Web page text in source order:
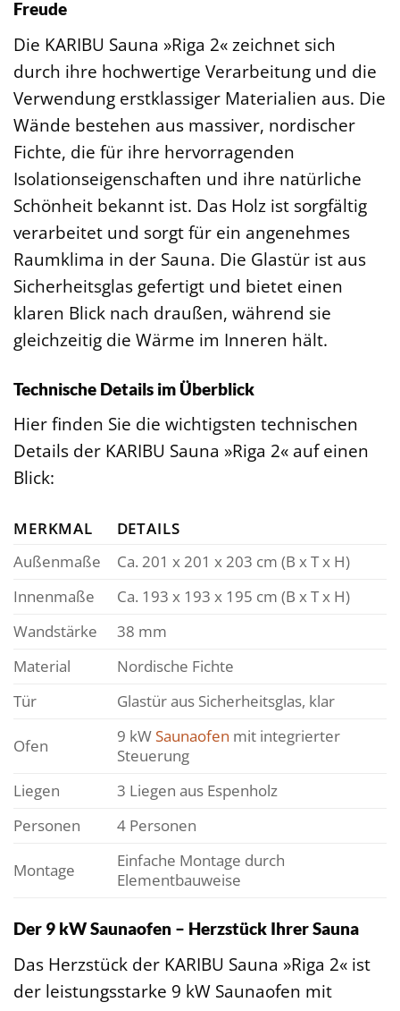
Freude
Die KARIBU Sauna »Riga 2« zeichnet sich
durch ihre hochwertige Verarbeitung und die
Verwendung erstklassiger Materialien aus. Die
Wände bestehen aus massiver, nordischer
Fichte, die für ihre hervorragenden
Isolationseigenschaften und ihre natürliche
Schönheit bekannt ist. Das Holz ist sorgfältig
verarbeitet und sorgt für ein angenehmes
Raumklima in der Sauna. Die Glastür ist aus
Sicherheitsglas gefertigt und bietet einen
klaren Blick nach draußen, während sie
gleichzeitig die Wärme im Inneren hält.
Technische Details im Überblick
Hier finden Sie die wichtigsten technischen
Details der KARIBU Sauna »Riga 2« auf einen
Blick:
MERKMAL
DETAILS
Außenmaße
Ca. 201 x 201 x 203 cm (B x T x H)
Innenmaße
Ca. 193 x 193 x 195 cm (B x T x H)
Wandstärke
38 mm
Material
Nordische Fichte
Tür
Glastür aus Sicherheitsglas, klar
Ofen 9 kWSaunaofen mit integrierter
Steuerung
Liegen
3 Liegen aus Espenholz
Personen
4 Personen
Montage
Einfache Montage durch
Elementbauweise
Der 9 kW Saunaofen – Herzstück Ihrer Sauna
Das Herzstück der KARIBU Sauna »Riga 2« ist
der leistungsstarke 9 kW Saunaofen mit